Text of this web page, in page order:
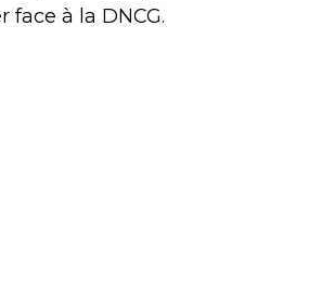
face à la DNCG.